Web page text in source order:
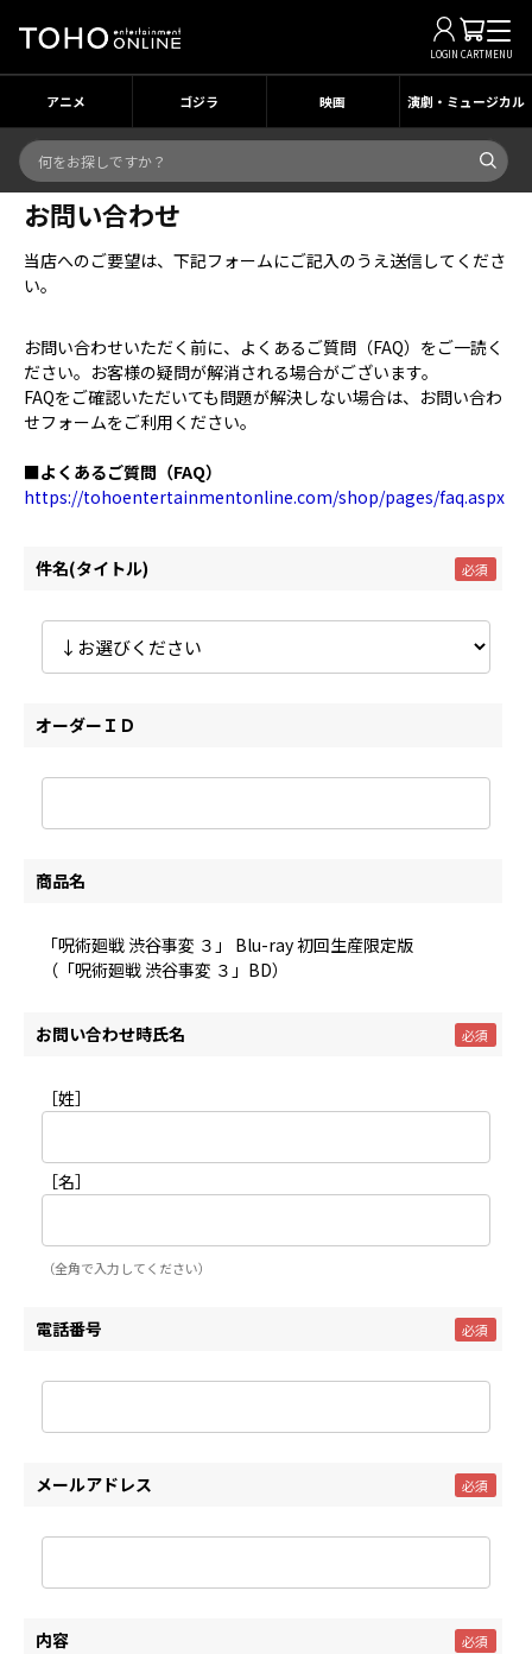
LOGIN CARTMENU
アニメ ゴジラ 映画 演劇・ミュージカル
お問い合わせ
当店へのご要望は、下記フォームにご記入のうえ送信してくださ
い。
お問い合わせいただく前に、よくあるご質問（FAQ）をご一読く
ださい。お客様の疑問が解消される場合がございます。
FAQをご確認いただいても問題が解決しない場合は、お問い合わ
せフォームをご利用ください。
■よくあるご質問（FAQ）
https://tohoentertainmentonline.com/shop/pages/faq.aspx
件名(タイトル)
オーダーＩＤ
商品名
「呪術廻戦 渋谷事変 ３」 Blu-ray 初回生産限定版
（「呪術廻戦 渋谷事変 ３」BD）
お問い合わせ時氏名
［姓］
［名］
（全角で入力してください）
電話番号
メールアドレス
内容